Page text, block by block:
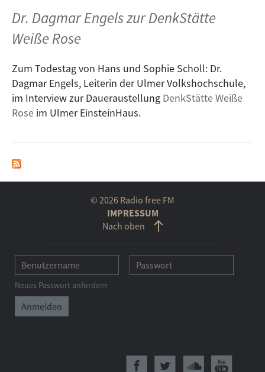
Dr. Dagmar Engels zur DenkStätte
Weiße Rose
Zum Todestag von Hans und Sophie Scholl: Dr.
Dagmar Engels, Leiterin der Ulmer Volkshochschule,
im Interview zur Daueraustellung DenkStätte Weiße
Rose im Ulmer EinsteinHaus.
© 2026 Radio free FM
IMPRESSUM
Nach oben
Neues Passwort anfordern